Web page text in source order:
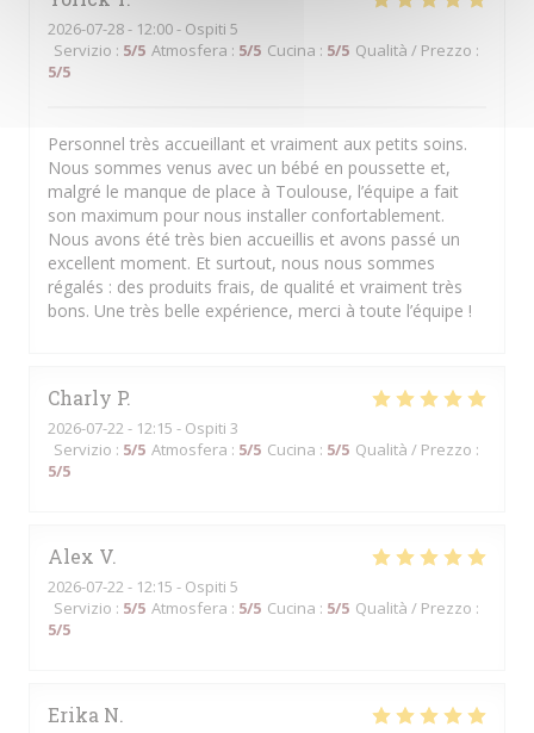
2026-07-28- 12:00 - Ospiti 5
Servizio : 5/5 Atmosfera : 5/5 Cucina : 5/5 Qualità / Prezzo :
5/5
Personnel très accueillant et vraiment aux petits soins.
Nous sommes venus avec un bébé en poussette et,
malgré le manque de place à Toulouse, l’équipe a fait
son maximum pour nous installer confortablement.
Nous avons été très bien accueillis et avons passé un
excellent moment. Et surtout, nous nous sommes
régalés : des produits frais, de qualité et vraiment très
bons. Une très belle expérience, merci à toute l’équipe !
Charly P
2026-07-22 - 12:15 - Ospiti 3
Servizio : 5/5 Atmosfera : 5/5 Cucina : 5/5 Qualità / Prezzo :
5/5
Alex V
2026-07-22 - 12:15 - Ospiti 5
Servizio : 5/5 Atmosfera : 5/5 Cucina : 5/5 Qualità / Prezzo :
5/5
Erika N